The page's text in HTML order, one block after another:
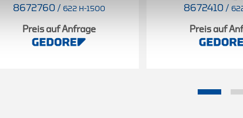
8672760 / 622 H-1500
Preis auf Anfrage
8672410 /
Preis auf